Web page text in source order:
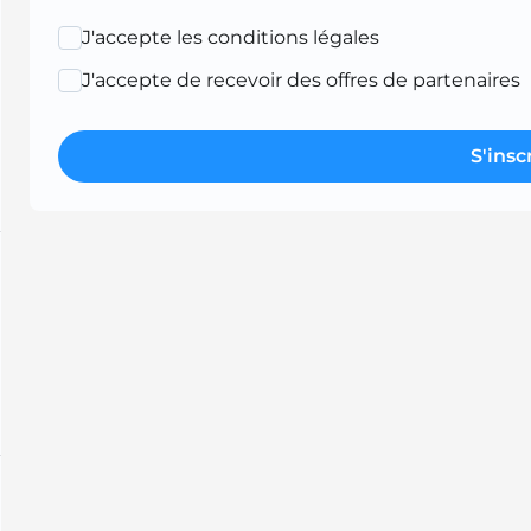
J'accepte les conditions légales
J'accepte de recevoir des offres de partenaires